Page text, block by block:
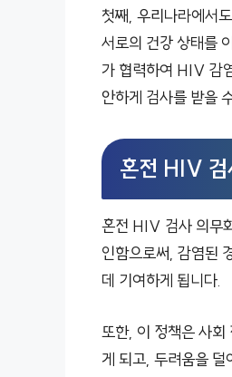
첫째, 우리나라에서
서로의 건강 상태를
가 협력하여 HIV 감
안하게 검사를 받을
혼전 HIV 검
혼전 HIV 검사 의무
인함으로써, 감염된
데 기여하게 됩니다.
또한, 이 정책은 사
게 되고, 두려움을